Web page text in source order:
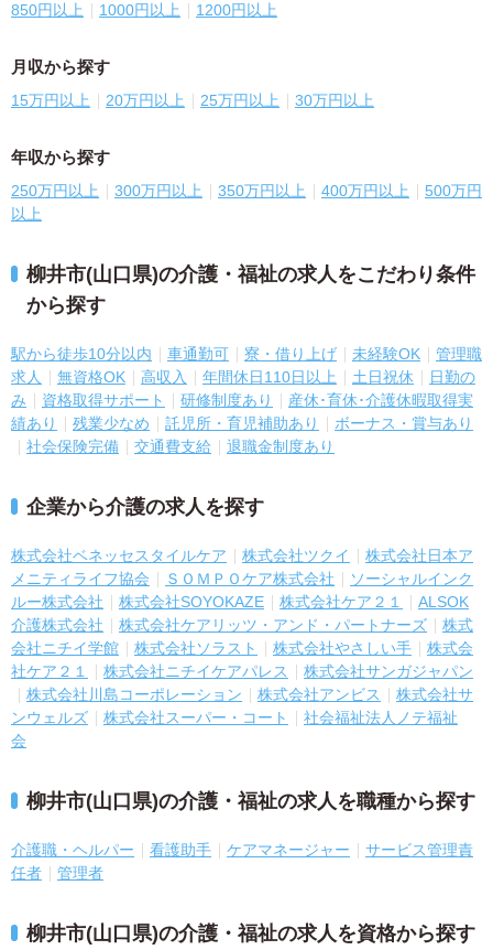
850円以上 1000円以上 1200円以上
月収から探す
15万円以上 20万円以上 25万円以上 30万円以上
年収から探す
250万円以上 300万円以上 350万円以上 400万円以上
500万円
以上
柳井市(山口県)の介護・福祉の求人をこだわり条件
から探す
駅から徒歩10分以内 車通勤可 寮・借り上げ 未経験OK
管理職
求人
無資格OK 高収入 年間休日110日以上 土日祝休
日勤の
み
資格取得サポート 研修制度あり
産休･育休･介護休暇取得実
績あり
残業少なめ 託児所・育児補助あり
ボーナス・賞与あり
社会保険完備
交通費支給 退職金制度あり
企業から介護の求人を探す
株式会社ベネッセスタイルケア 株式会社ツクイ
株式会社日本ア
メニティライフ協会
ＳＯＭＰＯケア株式会社
ソーシャルインク
ルー株式会社
株式会社SOYOKAZE 株式会社ケア２１
ALSOK
介護株式会社
株式会社ケアリッツ・アンド・パートナーズ
株式
会社ニチイ学館
株式会社ソラスト 株式会社やさしい手
株式会
社ケア２１
株式会社ニチイケアパレス
株式会社サンガジャパン
株式会社川島コーポレーション
株式会社アンビス
株式会社サ
ンウェルズ
株式会社スーパー・コート
社会福祉法人ノテ福祉
会
柳井市(山口県)の介護・福祉の求人を職種から探す
介護職・ヘルパー 看護助手 ケアマネージャー
サービス管理責
任者
管理者
柳井市(山口県)の介護・福祉の求人を資格から探す